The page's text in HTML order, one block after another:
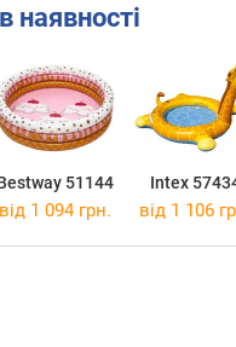
наявності
51144 Intex
від 1 094 грн. від 1 106